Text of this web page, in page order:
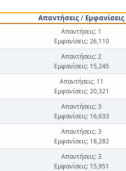
Απαντήσεις/ Εμφανίσεις
Απαντήσεις: 1
Εμφανίσεις: 26,110
Απαντήσεις: 2
Εμφανίσεις: 15,245
Απαντήσεις: 11
Εμφανίσεις: 20,321
Απαντήσεις: 3
Εμφανίσεις: 16,633
Απαντήσεις: 3
Εμφανίσεις: 18,282
Απαντήσεις: 3
Εμφανίσεις: 15,951